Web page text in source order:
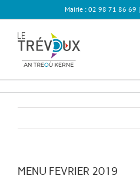
au
Mairie : 02 98 71 86 69 |
MENU FEVRIER 2019